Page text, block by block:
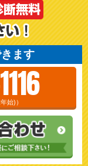
ます
始)）